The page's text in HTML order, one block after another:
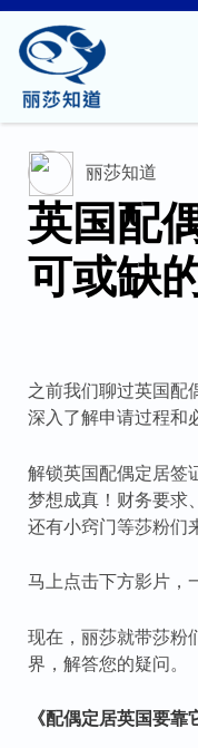
丽莎知道
英国配
可或缺
之前我们聊过英国配
深入了解申请过程和
解锁英国配偶定居签
梦想成真！财务要求
还有小窍门等莎粉们
马上点击下方影片，
现在，丽莎就带莎粉
界，解答您的疑问。
《配偶定居英国要靠